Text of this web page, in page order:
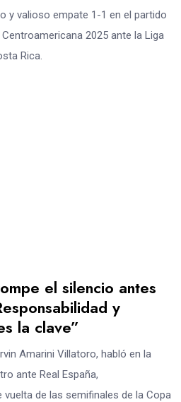
y valioso empate 1-1 en el partido
2025 ante la Liga
Rica.
el silencio antes
y
la clave”
Amarini Villatoro, habló en la
ante Real España,
de las semifinales de la Copa